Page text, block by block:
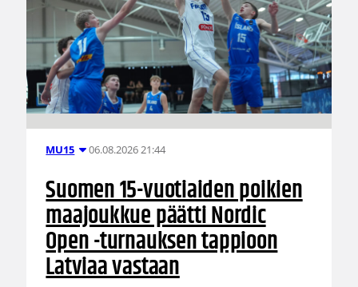
MU15 06.08.2026 21:44
Suomen 15-vuotiaiden poikien
maajoukkue päätti Nordic
Open -turnauksen tappioon
Latviaa vastaan